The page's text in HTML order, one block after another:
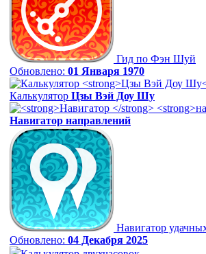
Гид по Фэн Шуй
Обновлено: 01 Января 1970
Калькулятор Цзы Вэй Доу Шу
Навигатор направлений
Навигатор
Обновлено: 04 Декабря 2025